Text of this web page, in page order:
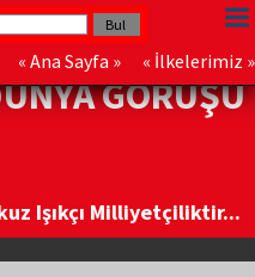
« Ana Sayfa » « İlkelerimiz »
GÖRÜŞÜ
Işıkçı Milliyetçiliktir...